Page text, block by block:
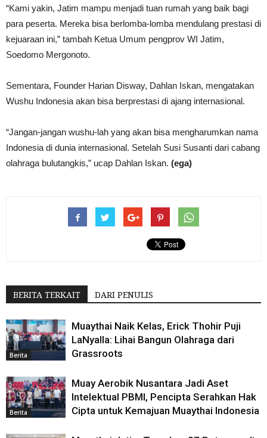
“Kami yakin, Jatim mampu menjadi tuan rumah yang baik bagi
para peserta. Mereka bisa berlomba-lomba mendulang prestasi di
kejuaraan ini,” tambah Ketua Umum pengprov WI Jatim,
Soedomo Mergonoto.
Sementara, Founder Harian Disway, Dahlan Iskan, mengatakan
Wushu Indonesia akan bisa berprestasi di ajang internasional.
“Jangan-jangan wushu-lah yang akan bisa mengharumkan nama
Indonesia di dunia internasional. Setelah Susi Susanti dari cabang
olahraga bulutangkis,” ucap Dahlan Iskan. (ega)
BERITA TERKAIT DARI PENULIS
Berita
Muaythai Naik Kelas, Erick Thohir Puji
LaNyalla: Lihai Bangun Olahraga dari
Grassroots
Berita
Muay Aerobik Nusantara Jadi Aset
Intelektual PBMI, Pencipta Serahkan Hak
Cipta untuk Kemajuan Muaythai Indonesia